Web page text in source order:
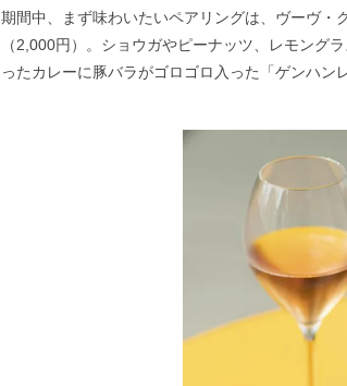
期間中、まず味わいたいペアリングは、ヴーヴ・
（2,000円）。ショウガやピーナッツ、レモング
ったカレーに豚バラがゴロゴロ入った「ゲンハン